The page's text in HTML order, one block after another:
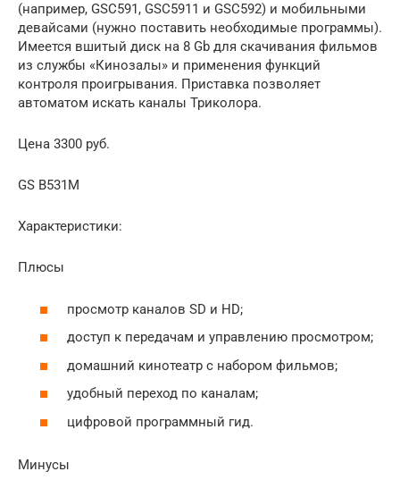
(например, GSC591, GSC5911 и GSC592) и мобильными
девайсами (нужно поставить необходимые программы).
Имеется вшитый диск на 8 Gb для скачивания фильмов
из службы «Кинозалы» и применения функций
контроля проигрывания. Приставка позволяет
автоматом искать каналы Триколора.
Цена 3300 руб.
GS B531M
Характеристики:
Плюсы
просмотр каналов SD и HD;
доступ к передачам и управлению просмотром;
домашний кинотеатр с набором фильмов;
удобный переход по каналам;
цифровой программный гид.
Минусы